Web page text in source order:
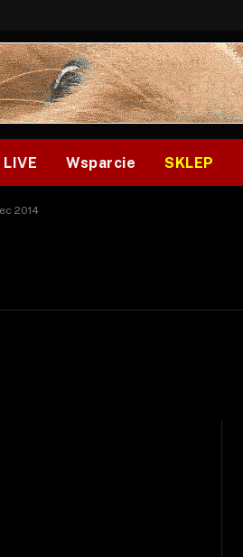
LIVE Wsparcie SKLEP
2014